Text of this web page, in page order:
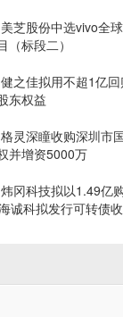
美芝股份中选vivo全
（标段二）
健之佳拟用不超1亿
东权益
格灵深瞳收购深圳市
并增资5000万
炜冈科技拟以1.49亿
诚科拟发行可转债